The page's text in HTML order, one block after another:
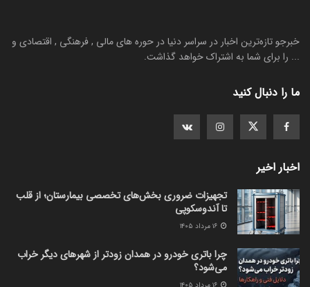
خبرجو تازه‌ترین اخبار در سراسر دنیا در حوره های مالی , فرهنگی , اقتصادی و
... را برای شما به اشتراک خواهد گذاشت.
ما را دنبال کنید
اخبار اخیر
تجهیزات ضروری بخش‌های تخصصی بیمارستان؛ از قلب
تا آندوسکوپی
چرا باتری خودرو در همدان زودتر از شهرهای دیگر خراب
می‌شود؟